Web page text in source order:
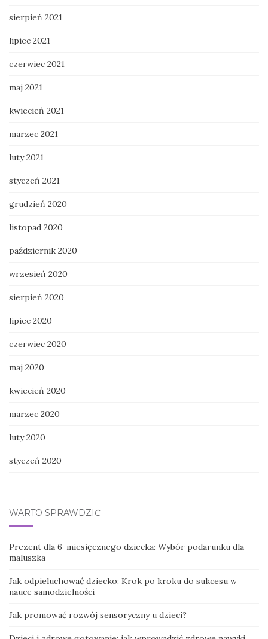
sierpień 2021
lipiec 2021
czerwiec 2021
maj 2021
kwiecień 2021
marzec 2021
luty 2021
styczeń 2021
grudzień 2020
listopad 2020
październik 2020
wrzesień 2020
sierpień 2020
lipiec 2020
czerwiec 2020
maj 2020
kwiecień 2020
marzec 2020
luty 2020
styczeń 2020
WARTO SPRAWDZIĆ
Prezent dla 6-miesięcznego dziecka: Wybór podarunku dla
maluszka
Jak odpieluchować dziecko: Krok po kroku do sukcesu w
nauce samodzielności
Jak promować rozwój sensoryczny u dzieci?